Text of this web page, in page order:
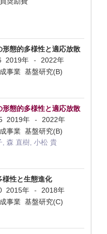
態的多様性と適応放散
2019年 -
2022年
事業 基盤研究(B)
態的多様性と適応放散
2019年 -
2022年
事業 基盤研究(B)
森 直樹, 小松 貴
様性と生態進化
2015年 -
2018年
事業 基盤研究(C)